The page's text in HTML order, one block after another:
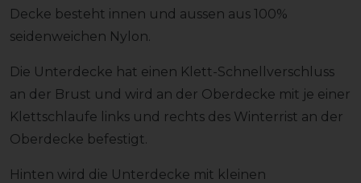
Decke besteht innen und aussen aus 100%
seidenweichen Nylon.
Die Unterdecke hat einen Klett-Schnellverschluss
an der Brust und wird an der Oberdecke mit je einer
Klettschlaufe links und rechts des Winterrist an der
Oberdecke befestigt.
Hinten wird die Unterdecke mit kleinen